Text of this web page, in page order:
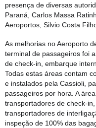
presença de diversas
Paraná, Carlos Massa
Aeroportos, Silvio Costa
As melhorias no Aeroporto
terminal de passageiros foi
de check-in, embarque
Todas estas áreas contam
e instalados pela Cassioli,
passageiros por hora. A
transportadores de check-
transportadores de
inspeção de 100% das